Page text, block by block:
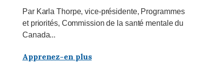
Par Karla Thorpe, vice-présidente, Programmes
et priorités, Commission de la santé mentale du
Canada...
Apprenez-en plus